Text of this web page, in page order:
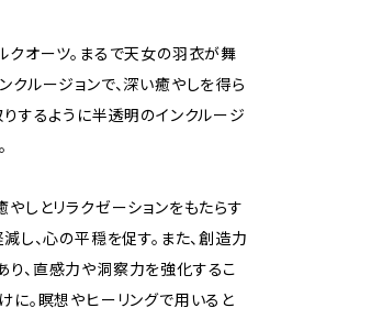
クオーツ。まるで天女の羽衣が舞
ルージョンで、深い癒やしを得ら
りするように半透明のインクルージ
しとリラクゼーションをもたらす
し、心の平穏を促す。また、創造力
、直感力や洞察力を強化するこ
に。瞑想やヒーリングで用いると